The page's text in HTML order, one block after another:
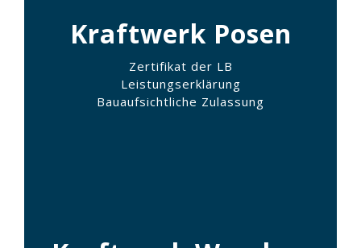
Kraftwerk Posen
Zertifikat der LB
Leistungserklärung
Bauaufsichtliche Zulassung